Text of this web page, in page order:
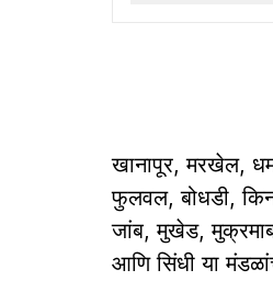
खानापूर, मरखेल,
फुलवल, बोधडी,
जांब, मुखेड,
आणि सिंधी या